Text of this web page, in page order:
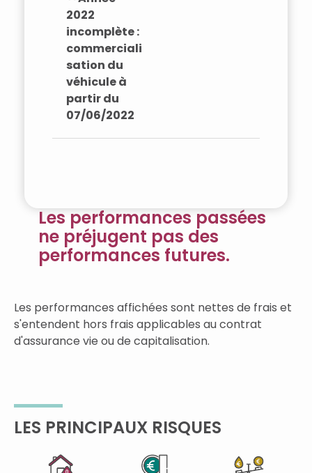
2022
incomplète :
commerciali
sation du
véhicule à
partir du
07/06/2022
Les performances passées
ne préjugent pas des
performances futures.
Les performances affichées sont nettes de frais et
s'entendent hors frais applicables au contrat
d'assurance vie ou de capitalisation.
LES PRINCIPAUX RISQUES